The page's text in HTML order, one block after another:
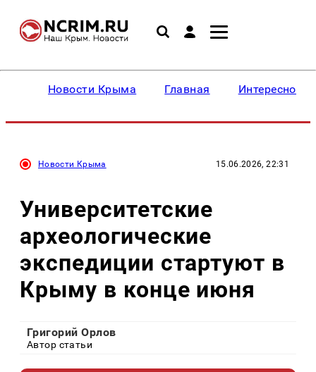
Новости Крыма Главная Интересное
Новости Крыма 15.06.2026, 22:31
Университетские
археологические
экспедиции стартуют в
Крыму в конце июня
Григорий Орлов
Автор статьи